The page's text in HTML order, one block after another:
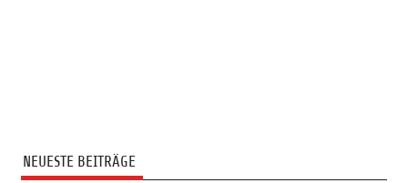
NEUESTE BEITRÄGE